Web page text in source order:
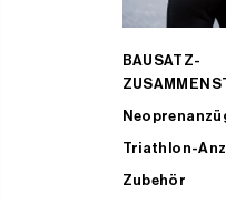
BAUSATZ-
Triathlon-
Zubehör